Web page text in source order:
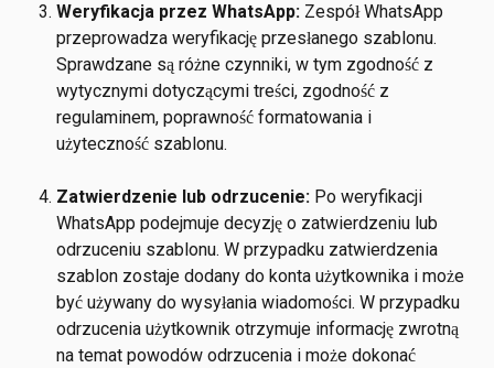
Weryfikacja przez WhatsApp: Zespół WhatsApp
przeprowadza weryfikację przesłanego szablonu.
Sprawdzane są różne czynniki, w tym zgodność z
wytycznymi dotyczącymi treści, zgodność z
regulaminem, poprawność formatowania i
użyteczność szablonu.​
Zatwierdzenie lub odrzucenie: Po weryfikacji
WhatsApp podejmuje decyzję o zatwierdzeniu lub
odrzuceniu szablonu. W przypadku zatwierdzenia
szablon zostaje dodany do konta użytkownika i może
być używany do wysyłania wiadomości. W przypadku
odrzucenia użytkownik otrzymuje informację zwrotną
na temat powodów odrzucenia i może dokonać